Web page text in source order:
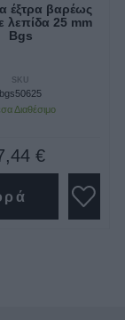
έξτρα βαρέως
λεπίδα 25 mm
Bgs
SKU
bgs50625
Διαθέσιμο
€